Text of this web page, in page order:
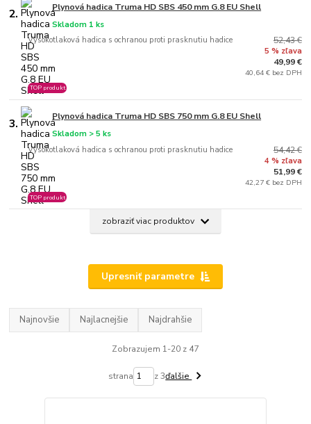
2. Plynová hadica Truma HD SBS 450 mm G.8 EU Shell
Vysokotlaková hadica s ochranou proti prasknutiu hadice
Skladom 1 ks
TOP produkt
52,43 €
5 % zľava
49,99 €
40,64 € bez DPH
3. Plynová hadica Truma HD SBS 750 mm G.8 EU Shell
Vysokotlaková hadica s ochranou proti prasknutiu hadice
Skladom > 5 ks
TOP produkt
54,42 €
4 % zľava
51,99 €
42,27 € bez DPH
zobraziť viac produktov
Upresniť parametre
Najnovšie Najlacnejšie Najdrahšie
Zobrazujem 1-20 z 47
strana z 3ďalšie